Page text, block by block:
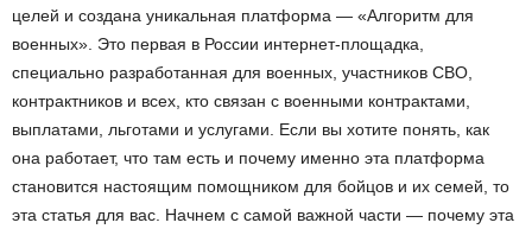
целей и создана уникальная платформа — «Алгоритм для
военных». Это первая в России интернет-площадка,
специально разработанная для военных, участников СВО,
контрактников и всех, кто связан с военными контрактами,
выплатами, льготами и услугами. Если вы хотите понять, как
она работает, что там есть и почему именно эта платформа
становится настоящим помощником для бойцов и их семей, то
эта статья для вас. Начнем с самой важной части — почему эта